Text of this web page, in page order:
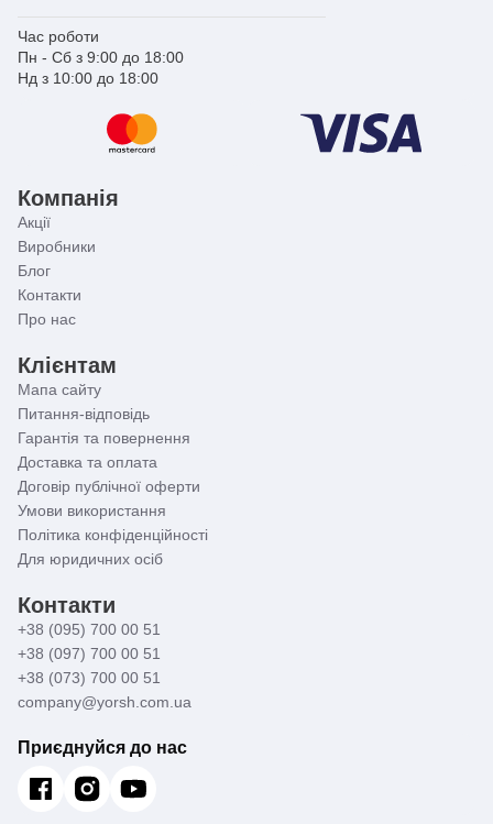
Час роботи
Пн - Сб з 9:00 до 18:00
Нд з 10:00 до 18:00
Компанія
Акції
Виробники
Блог
Контакти
Про нас
Клієнтам
Мапа сайту
Питання-відповідь
Гарантія та повернення
Доставка та оплата
Договір публічної оферти
Умови використання
Політика конфіденційності
Для юридичних осіб
Контакти
+38 (095) 700 00 51
+38 (097) 700 00 51
+38 (073) 700 00 51
company@yorsh.com.ua
Приєднуйся до нас